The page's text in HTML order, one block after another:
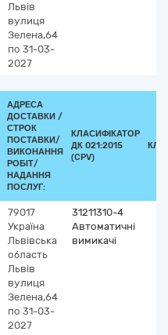
Львів
вулиця
Зелена,64
по 31-03-
2027
АДРЕСА
ДОСТАВКИ /
СТРОК
ПОСТАВКИ/
ВИКОНАННЯ
РОБІТ/
НАДАННЯ
ПОСЛУГ:
КЛАСИФІКАТОР
ДК 021:2015
(CPV)
79017
Україна
Львівська
область
Львів
вулиця
Зелена,64
по 31-03-
2027
31211310-4
Автоматичні
вимикачі